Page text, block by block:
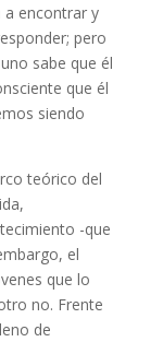
a encontrar y
pero
sabe que él
que él
siendo
teórico del
-que
el
que lo
no. Frente
de